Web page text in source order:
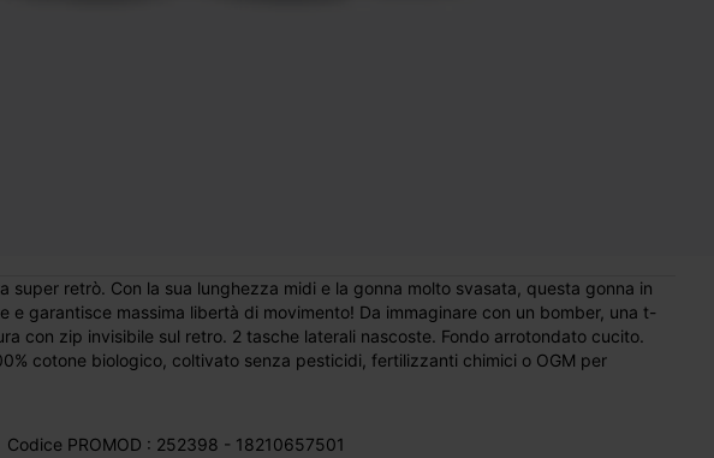
super retrò. Con la sua lunghezza midi e la gonna molto svasata, questa gonna in
e garantisce massima libertà di movimento! Da immaginare con un bomber, una t-
con zip invisibile sul retro. 2 tasche laterali nascoste. Fondo arrotondato cucito.
cotone biologico, coltivato senza pesticidi, fertilizzanti chimici o OGM per
Codice PROMOD : 252398 - 18210657501